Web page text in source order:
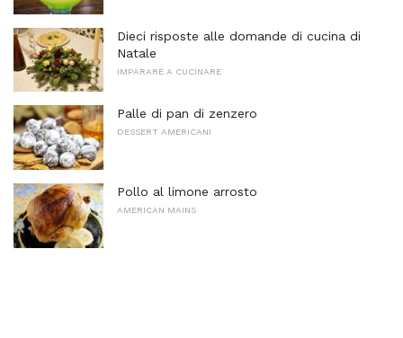
Dieci risposte alle domande di cucina di
Natale
IMPARARE A CUCINARE
Palle di pan di zenzero
DESSERT AMERICANI
Pollo al limone arrosto
AMERICAN MAINS